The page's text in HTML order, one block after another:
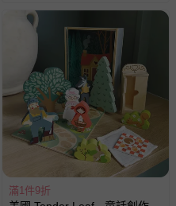
滿1件9折